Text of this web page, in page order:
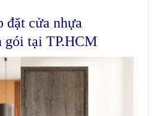
đặt cửa nhựa
gói tại TP.HCM